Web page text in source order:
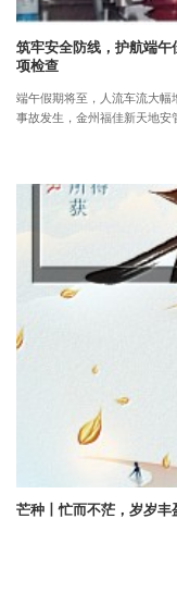
筑牢安全防线，护航端
项检查
端午假期将至，人流车流大
事故发生，金州福佳新天地
芒种丨忙而不茫，岁岁丰